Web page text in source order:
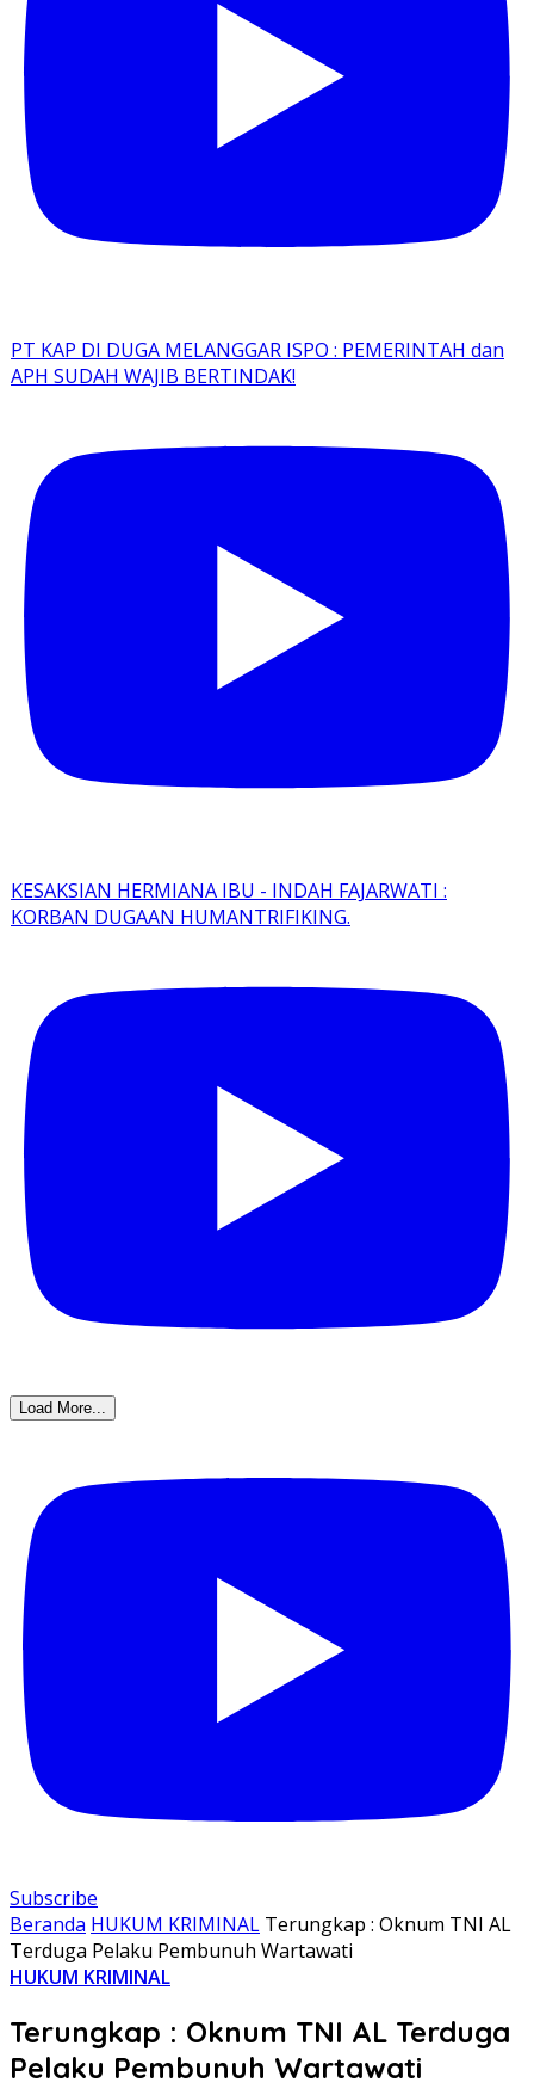
PT KAP DI DUGA MELANGGAR ISPO : PEMERINTAH dan
APH SUDAH WAJIB BERTINDAK!
KESAKSIAN HERMIANA IBU - INDAH FAJARWATI :
KORBAN DUGAAN HUMANTRIFIKING.
Load More...
Subscribe
Beranda HUKUM KRIMINAL Terungkap : Oknum TNI AL
Terduga Pelaku Pembunuh Wartawati
HUKUM KRIMINAL
Terungkap : Oknum TNI AL Terduga
Pelaku Pembunuh Wartawati